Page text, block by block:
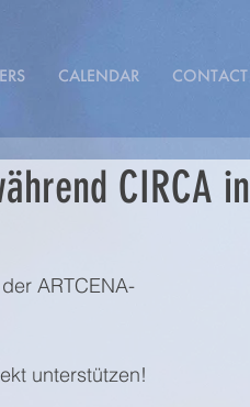
CALENDAR CONTACT
CIRCA in
ARTCENA-
unterstützen!